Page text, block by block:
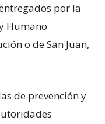
por la
Humano
o de San Juan,
de prevención y